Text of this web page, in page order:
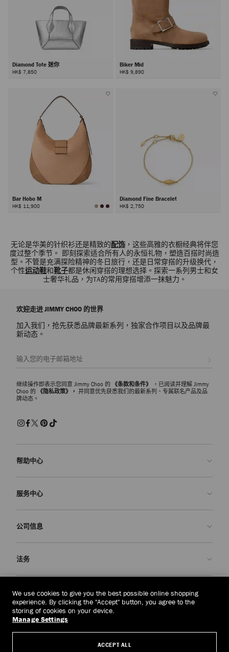
Diamond Tote 迷你
HK$ 7,850
Biker Mid
HK$ 9,890
Bar Hobo M
HK$ 11,900
Diamond Fine Bracelet
HK$ 2,750
步
无论是华美的针织衫还是精致的配饰 ，这些高雅的衣橱经典将伴您
度过整个季节。 即刻探索适合所有人的永恒礼物，塑造百搭时尚造
型。不管是充满探险精神的冬日旅行，还是日常穿搭的升级换代，
个性运动鞋和靴子都是休闲穿搭的理想选择。探索一系列男士和女
士奢华礼品，为TA的常用穿搭增添一抹魅力。
欢迎走进 JIMMY CHOO 的世界
加入我们，抢先获悉品牌最新系列，独家合作项目以及品牌最
新动态。
继续操作即表示您同意 Jimmy Choo 的 《条款和条件》
，已阅读并理解 Jimmy
Choo 的 《隐私政策》， 并同意优先获悉我们的最新系列、专属联名产品及品
牌动态。
帮助中心
常见问题解答
提交退货
送货
服务中心
定制服务
保修服务
公司信息
我们的历史
我们的影响与责任
我們的影響與責任
匠心工艺
法务
条款与条件
被遗忘权
主体访问请求表
中国香港(HK$)
We use cookies to give you the best possible online shopping
experience. By clicking the "Accept" button, you agree to the
storing of cookies on your device.
Manage Settings
ACCEPT ALL